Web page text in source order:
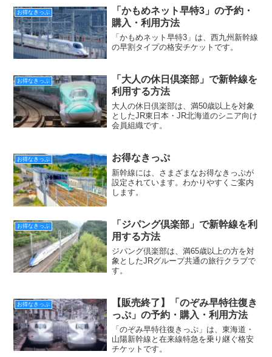
お得なきっぷ
「かもめネット早特3」の予約・
購入・利用方法
「かもめネット早特3」は、西九州新幹線
の早割タイプの格安チケットです。
お得なきっぷ
「大人の休日倶楽部」で新幹線を
利用する方法
大人の休日倶楽部は、満50歳以上を対象
としたJR東日本・JR北海道のシニア向け
会員組織です。
お得なきっぷ お得なきっぷ
新幹線には、さまざまなお得なきっぷが
設定されています。わかりやすくご案内
します。
お得なきっぷ
「ジパング倶楽部」で新幹線を利
用する方法
ジパング倶楽部は、満65歳以上の方を対
象としたJRグループ共通の旅行クラブで
す。
お得なきっぷ
【販売終了】「のぞみ早特往復き
っぷ」の予約・購入・利用方法
「のぞみ早特往復きっぷ」は、東海道・
山陽新幹線と在来線特急を乗り継ぐ格安
チケットです。